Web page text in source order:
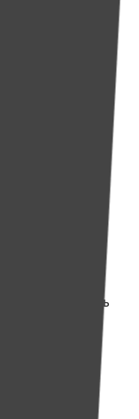
Сейчас она
Но что с ним
ее братика
чтобы семья
то отдалились
работа…
Я тренирую
центре